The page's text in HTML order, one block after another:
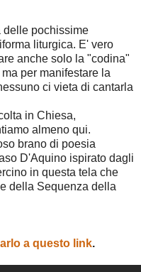
delle pochissime
liturgica. E' vero
anche solo la "codina"
ma per manifestare la
ci vieta di cantarla
in Chiesa,
almeno qui.
brano di poesia
D'Aquino ispirato dagli
in questa tela che
della Sequenza della
a questo link.